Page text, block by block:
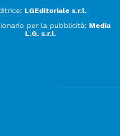
LGEditoriale s.r.l.
per la pubblicità: Media
L.G. s.r.l.